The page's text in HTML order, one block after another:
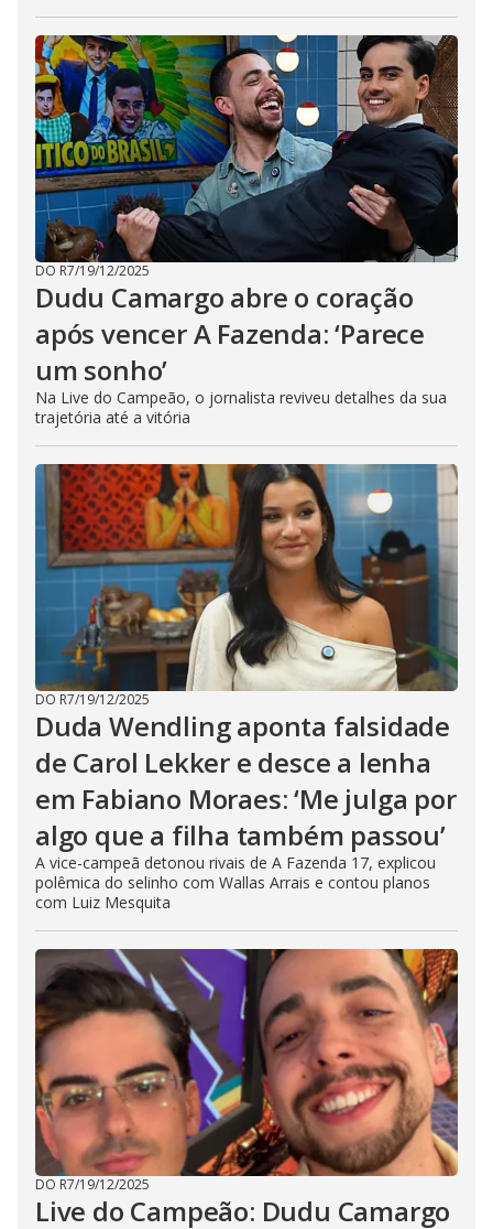
DO R7/19/12/2025
Dudu Camargo abre o coração
após vencer A Fazenda: ‘Parece
um sonho’
Na Live do Campeão, o jornalista reviveu detalhes da sua
trajetória até a vitória
DO R7/19/12/2025
Duda Wendling aponta falsidade
de Carol Lekker e desce a lenha
em Fabiano Moraes: ‘Me julga por
algo que a filha também passou’
A vice-campeã detonou rivais de A Fazenda 17, explicou
polêmica do selinho com Wallas Arrais e contou planos
com Luiz Mesquita
DO R7/19/12/2025
Live do Campeão: Dudu Camargo